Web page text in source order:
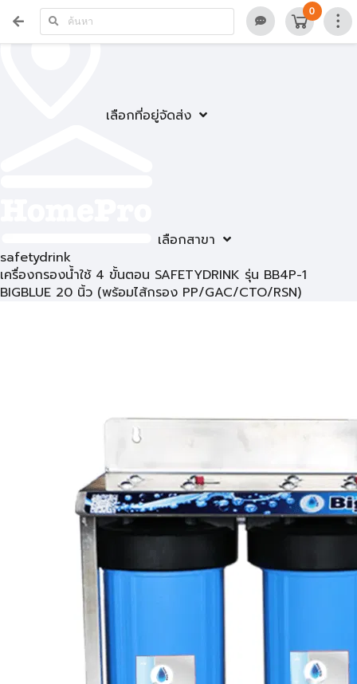
เลือกที่อยู่จัดส่ง
เลือกสาขา
0
safetydrink
เครื่องกรองน้ำใช้ 4 ขั้นตอน SAFETYDRINK รุ่น BB4P-1
BIGBLUE 20 นิ้ว (พร้อมไส้กรอง PP/GAC/CTO/RSN)